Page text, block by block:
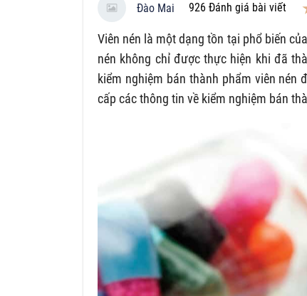
Đào Mai 926 Đánh giá bài viết
Viên nén là một dạng tồn tại phổ biến
nén không chỉ được thực hiện khi đã
kiểm nghiệm bán thành phẩm viên nén
cấp các thông tin về kiểm nghiệm bán